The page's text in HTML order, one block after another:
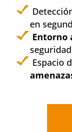
en
Entorno
Espacio